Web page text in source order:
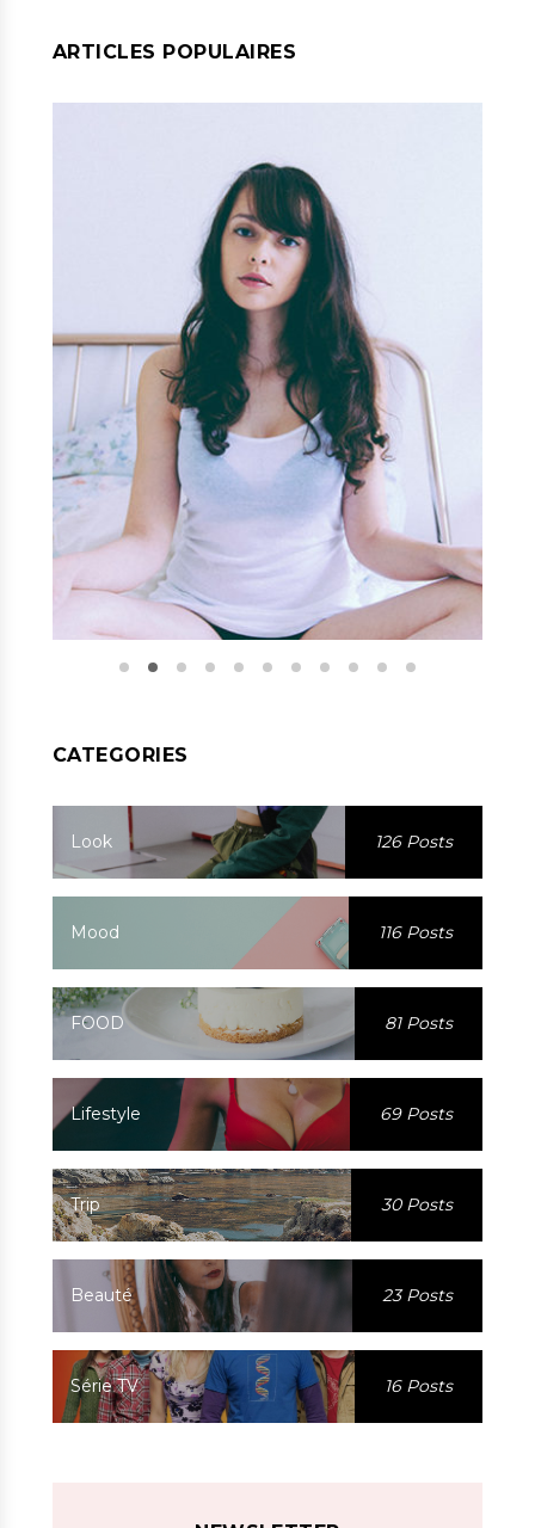
ARTICLES POPULAIRES
CATEGORIES
Look 126 Posts
Mood 116 Posts
FOOD 81 Posts
Lifestyle 69 Posts
Trip 30 Posts
Beauté 23 Posts
Série TV 16 Posts